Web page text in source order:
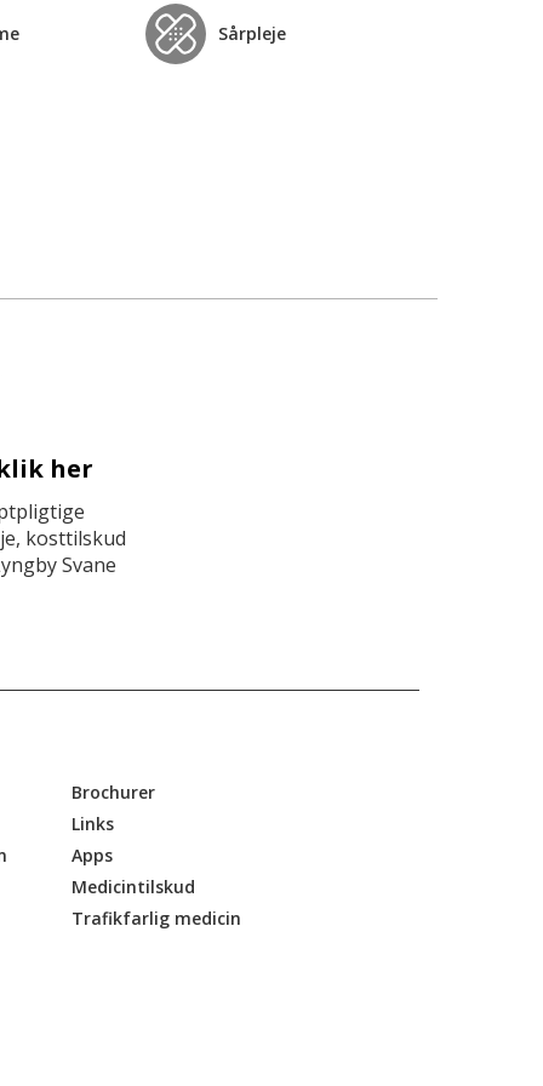
Sårpleje
her
kosttilskud
Svane
Brochurer
Links
Apps
Medicintilskud
Trafikfarlig medicin